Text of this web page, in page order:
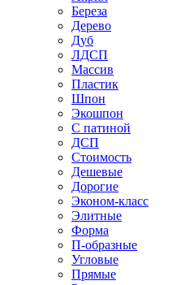
Береза
Дерево
Дуб
ЛДСП
Массив
Пластик
Шпон
Экошпон
С патиной
ДСП
Стоимость
Дешевые
Дорогие
Эконом-класс
Элитные
Форма
П-образные
Угловые
Прямые